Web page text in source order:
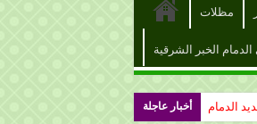
مظلات
الخبر الشرقية
أخبار عاجلة تركيب